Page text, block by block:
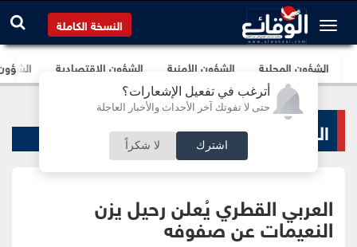
أترغب في تفعيل الإشعارات؟
حتى لا تفوتك آخر الأحداث والأخبار العاجلة
اشترك لا شكراً
النسخة الكاملة
الشؤون المحلية الشؤون الأمنية الشؤون الإقتصادية
الرياضة المحلية
العربي القطري يُعلن رحيل يزن
النعيمات عن صفوفه